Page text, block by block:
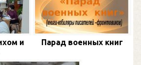
и
Парад военных книг